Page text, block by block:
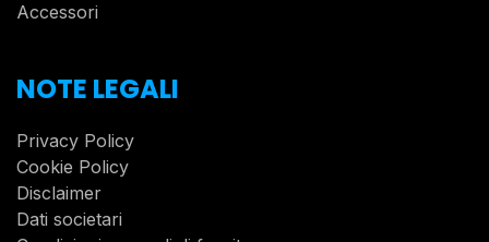
Accessori
NOTE LEGALI
Privacy Policy
Cookie Policy
Disclaimer
Dati societari